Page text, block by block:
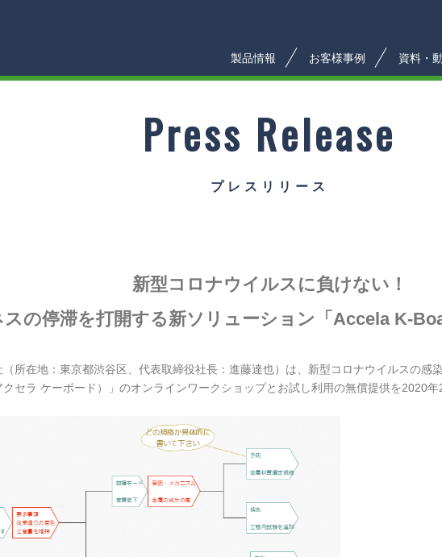
製品情報 お客様事例 資料・
Press Release
プレスリリース
新型コロナウイルスに負けない！
スの停滞を打開する新ソリューション「Accela K-
所在地：東京都渋谷区、代表取締役社長：進藤達也）は、新型コロナウイルスの感
セラ ケーボード）」のオンラインワークショップとお試し利用の無償提供を2020年